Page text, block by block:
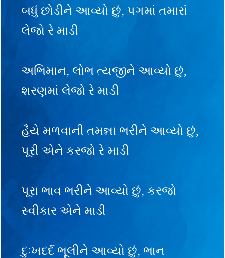
બધું છોડીને આવ્યો છું, પગમાં તમારાં
લેજો રે માડી
અભિમાન, લોભ ત્યજીને આવ્યો છું,
શરણમાં લેજો રે માડી
હૈયે મળવાની તમન્ના ભરીને આવ્યો છું,
પૂરી એને કરજો રે માડી
પૂરા ભાવ ભરીને આવ્યો છું, કરજો
સ્વીકાર એને માડી
દુઃખદર્દ ભૂલીને આવ્યો છું, ભાન